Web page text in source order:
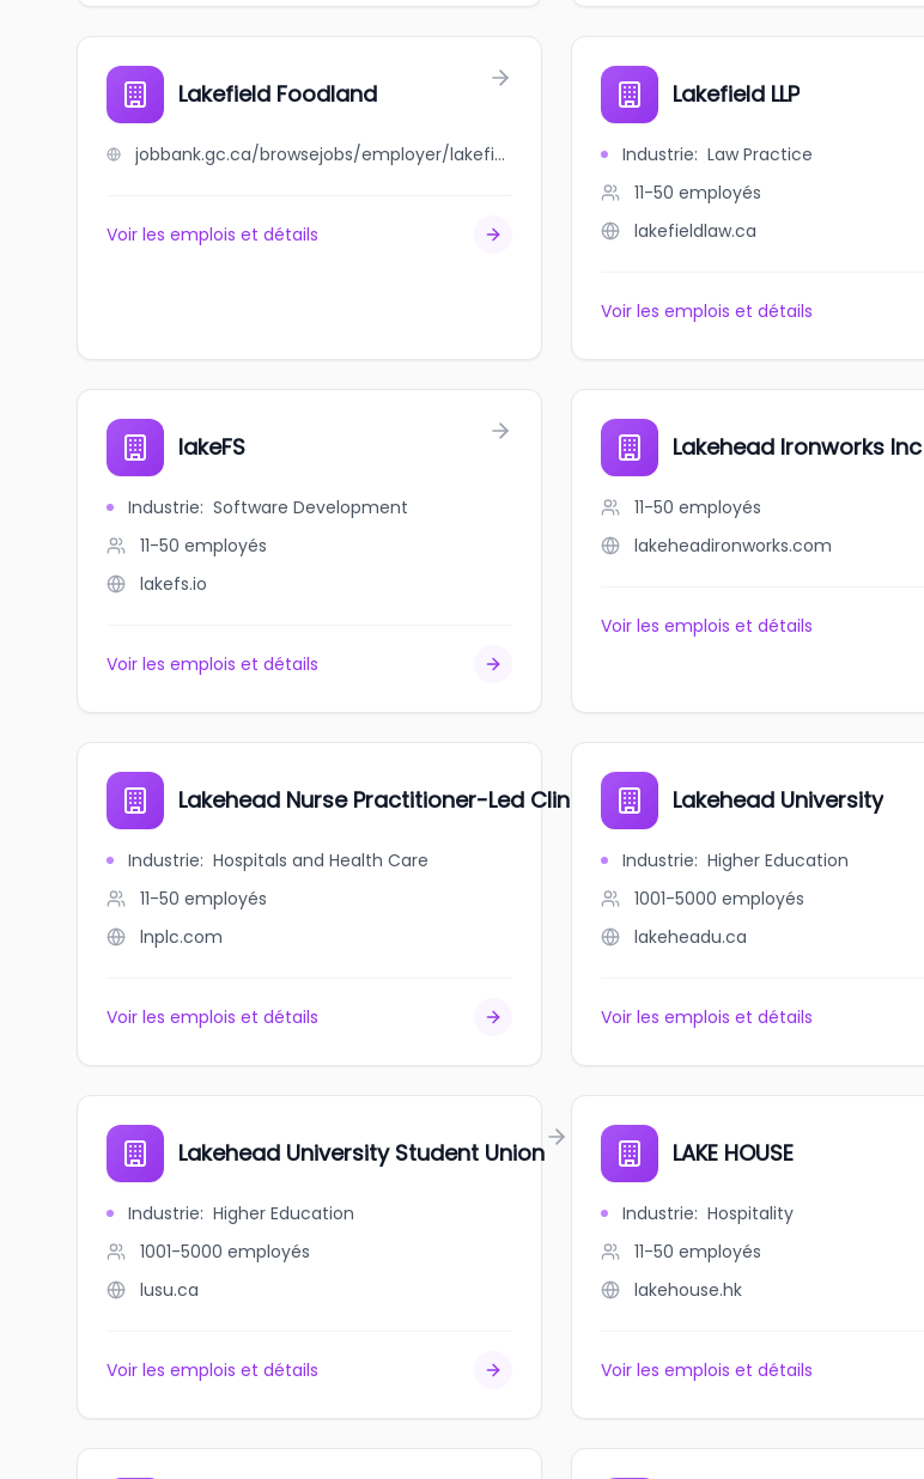
Lakefield Foodland
jobbank.gc.ca/browsejobs/employer/lakefield+foodland/ca
Voir les emplois et détails
Lakefield LLP
Industrie: Law Practice
11-50 employés
lakefieldlaw.ca
Voir les emplois et détails
lakeFS
Industrie: Software Development
11-50 employés
lakefs.io
Voir les emplois et détails
Lakehead Ironworks Inc
11-50 employés
lakeheadironworks.com
Voir les emplois et détails
Lakehead Nurse Practitioner-Led Clinic
Industrie: Hospitals and Health Care
11-50 employés
lnplc.com
Voir les emplois et détails
Lakehead University
Industrie: Higher Education
1001-5000 employés
lakeheadu.ca
Voir les emplois et détails
Lakehead University Student Union
Industrie: Higher Education
1001-5000 employés
lusu.ca
Voir les emplois et détails
LAKE HOUSE
Industrie: Hospitality
11-50 employés
lakehouse.hk
Voir les emplois et détails